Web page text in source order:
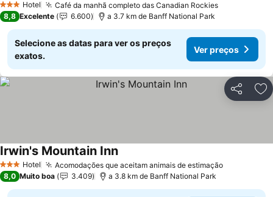
3 EstrelasHotel Café da manhã completo das Canadian Rockies
8,8 Excelente 6.600 a 3.7 km de Banff National Park
Selecione as datas para ver os preços
exatos.
Ver preços
Partilhar
3 EstrelasHotel Acomodações que aceitam animais de estimação
Irwin's Mountain Inn
8,0 Muito boa 3.409 a 3.8 km de Banff National Park